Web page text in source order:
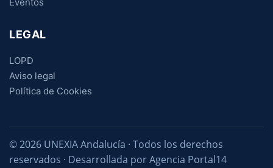
LEGAL
LOPD
Aviso legal
Política de Cookies
© 2026 UNEXIA Andalucía · Todos los derechos
reservados · Desarrollada por Agencia Portal14